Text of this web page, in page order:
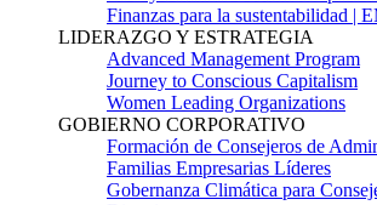
Finanzas para la sustentabilidad |
LIDERAZGO Y ESTRATEGIA
Advanced Management Program
Journey to Conscious Capitalism
Women Leading Organizations
GOBIERNO CORPORATIVO
Formación de Consejeros de
Familias Empresarias Líderes
Gobernanza Climática para